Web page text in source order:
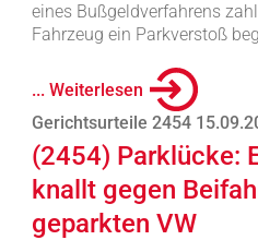
eines Bußgeldverfahrens
Fahrzeug ein Parkverstoß
... Weiterlesen
Gerichtsurteile 2454
(2454) Parklücke:
knallt gegen
geparkten VW